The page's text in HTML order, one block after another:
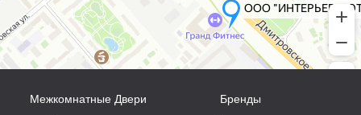
Межкомнатные Двери
Бренды